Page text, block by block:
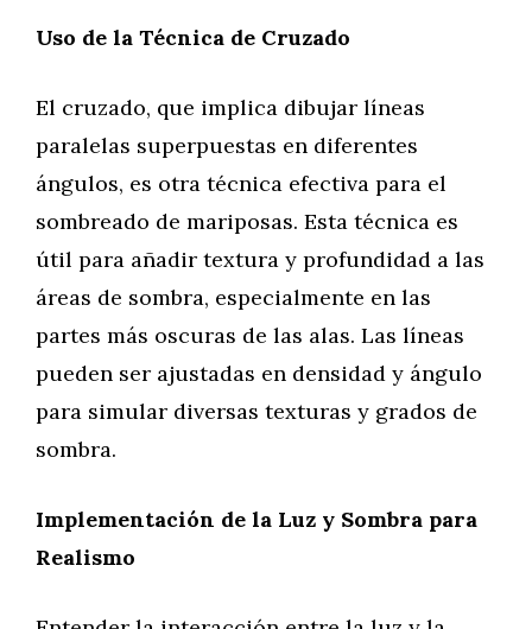
Uso de la Técnica de Cruzado
El cruzado, que implica dibujar líneas
paralelas superpuestas en diferentes
ángulos, es otra técnica efectiva para el
sombreado de mariposas. Esta técnica es
útil para añadir textura y profundidad a las
áreas de sombra, especialmente en las
partes más oscuras de las alas. Las líneas
pueden ser ajustadas en densidad y ángulo
para simular diversas texturas y grados de
sombra.
Implementación de la Luz y Sombra para
Realismo